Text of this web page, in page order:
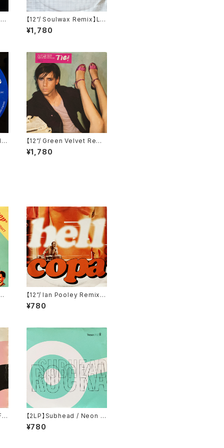
【12”/ Soulwax Remix】LC
D Soundsystem / Daft P
unk Is Playing At My Ho
¥1,780
【12”/ Green Velvet Remi
x】Tiga / Shoes (Differe
nt) (DIFB 1216T)
¥1,780
【12”/ Ian Pooley Remix】
Hell / Copa (V2 Record
s) (VVR5005516)
¥780
【2LP】Subhead / Neon R
ocka (Tresor) (Tresor.15
2)
¥780